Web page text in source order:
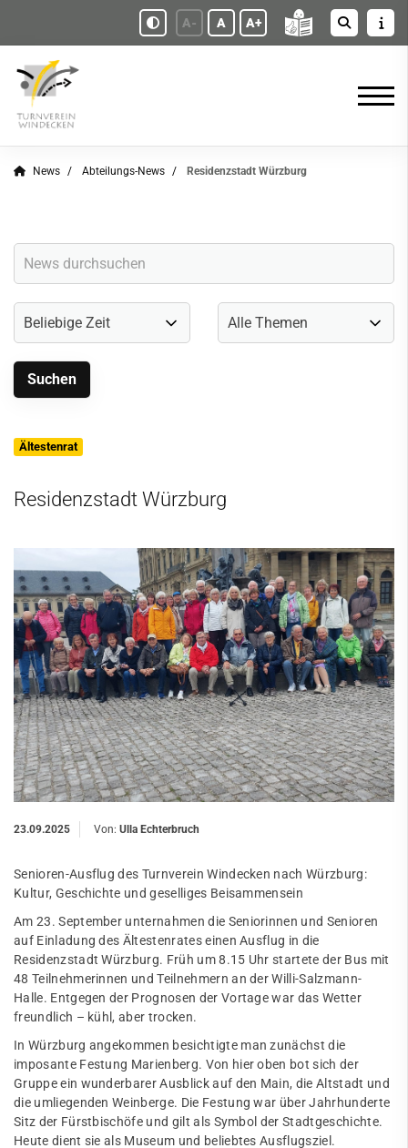
A- A A+
News Abteilungs-News Residenzstadt Würzburg
Ältestenrat
Residenzstadt Würzburg
23.09.2025 Von: Ulla Echterbruch
Senioren-Ausflug des Turnverein Windecken nach Würzburg:
Kultur, Geschichte und geselliges Beisammensein
Am 23. September unternahmen die Seniorinnen und Senioren
auf Einladung des Ältestenrates einen Ausflug in die
Residenzstadt Würzburg. Früh um 8.15 Uhr startete der Bus mit
48 Teilnehmerinnen und Teilnehmern an der Willi-Salzmann-
Halle. Entgegen der Prognosen der Vortage war das Wetter
freundlich – kühl, aber trocken.
In Würzburg angekommen besichtigte man zunächst die
imposante Festung Marienberg. Von hier oben bot sich der
Gruppe ein wunderbarer Ausblick auf den Main, die Altstadt und
die umliegenden Weinberge. Die Festung war über Jahrhunderte
Sitz der Fürstbischöfe und gilt als Symbol der Stadtgeschichte.
Heute dient sie als Museum und beliebtes Ausflugsziel.